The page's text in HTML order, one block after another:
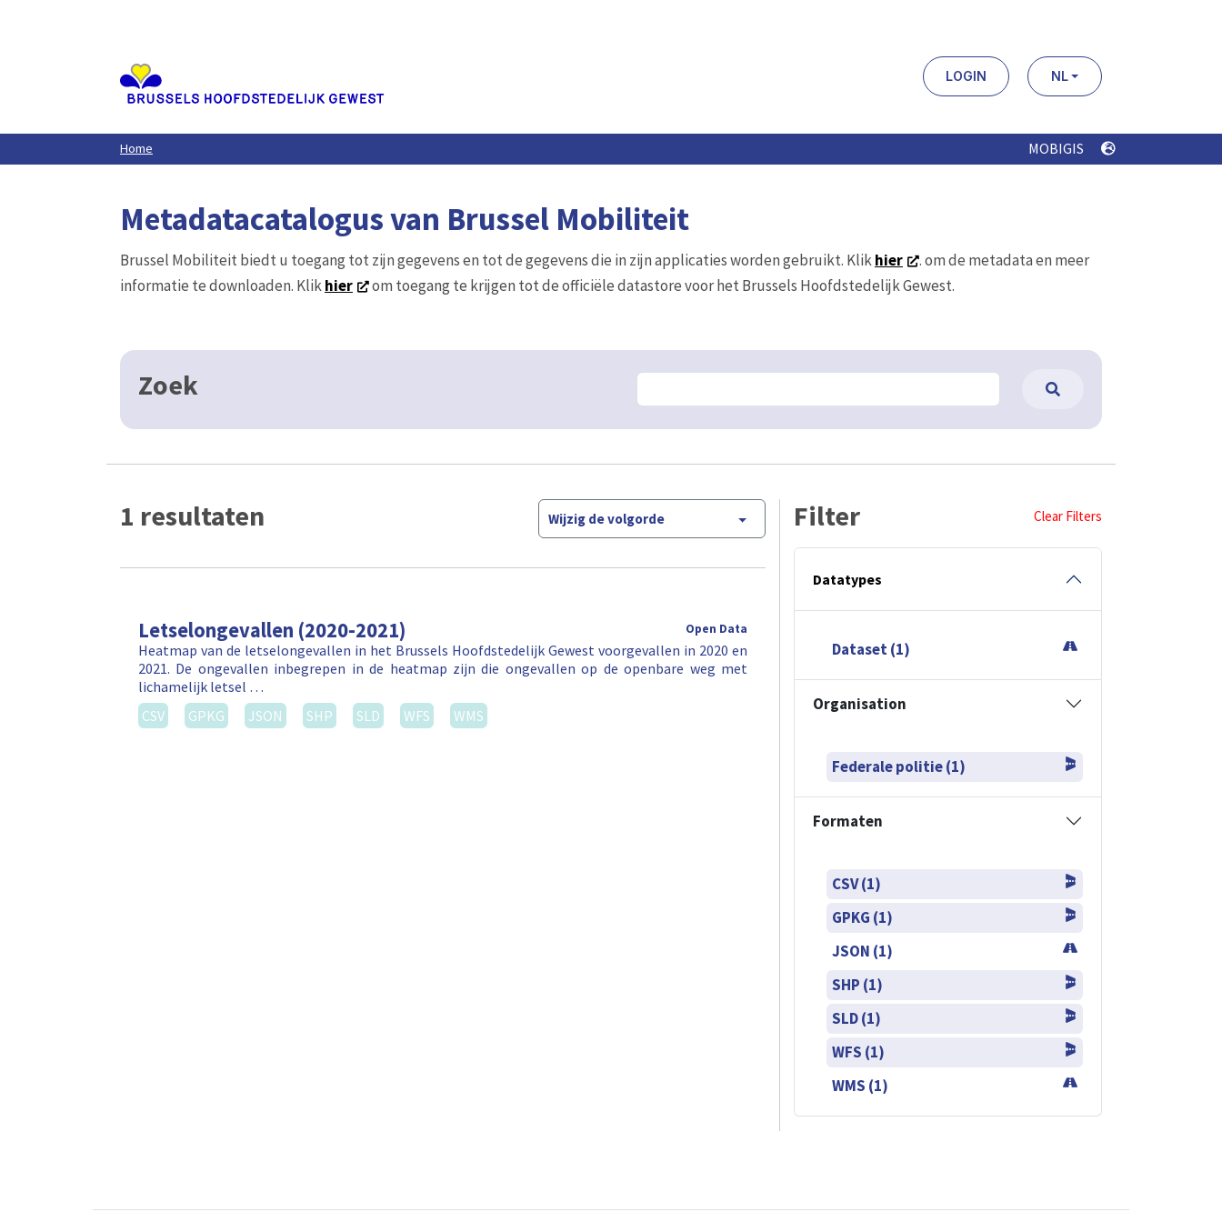
LOGIN NL
Home MOBIGIS
Metadatacatalogus van Brussel Mobiliteit
Brussel Mobiliteit biedt u toegang tot zijn gegevens en tot de gegevens die in zijn applicaties worden gebruikt. Klikhier
. om de metadata en meer
informatie te downloaden. Klikhier om toegang te krijgen tot de officiële datastore voor het Brussels Hoofdstedelijk Gewest.
Zoek
1 resultaten Wijzig de volgorde
Letselongevallen (2020-2021) Open Data
Heatmap van de letselongevallen in het Brussels Hoofdstedelijk Gewest voorgevallen in 2020 en
2021. De ongevallen inbegrepen in de heatmap zijn die ongevallen op de openbare weg met
lichamelijk letsel …
CSV
GPKG JSON SHP SLD WFS WMS
Filter Clear Filters
Datatypes
Dataset (1)
Organisation
Federale politie (1)
Formaten
CSV (1)
GPKG (1)
JSON (1)
SHP (1)
SLD (1)
WFS (1)
WMS (1)